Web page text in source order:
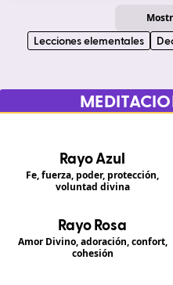
Lecciones elementales
Rayo Azul
Fe, fuerza, poder, protección,
voluntad divina
Rayo Rosa
Amor Divino, adoración, confort,
cohesión